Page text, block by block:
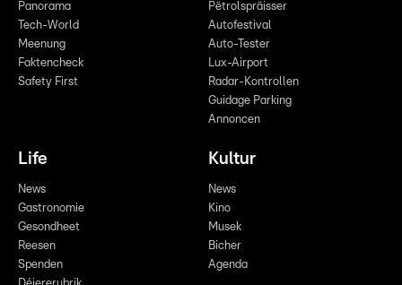
Panorama
Tech-World
Meenung
Faktencheck
Safety First
Pëtrolspräisser
Autofestival
Auto-Tester
Lux-Airport
Radar-Kontrollen
Guidage Parking
Annoncen
Life
News
Gastronomie
Gesondheet
Reesen
Spenden
Kultur
News
Kino
Musek
Bicher
Agenda